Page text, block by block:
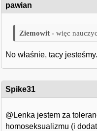
pawian
więc
No właśnie, tacy
Spike31
@Lenka jestem za
homoseksualizmu (i